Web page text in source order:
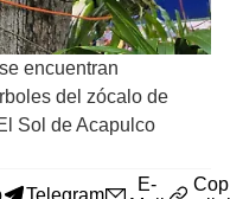
encuentran
del zócalo de
Sol de Acapulco
Telegram
E-